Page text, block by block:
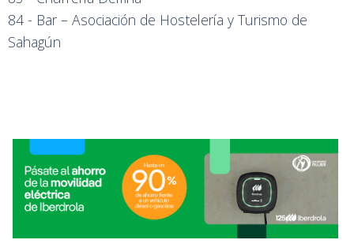
84 - Bar – Asociación de Hostelería y Turismo de
Sahagún